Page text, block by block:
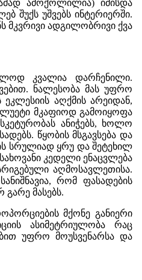
ამოქოლილია) იმისდა
შუქს უშვებს ინტერიერში.
მკვრივი ადგილობრივი ქვა
კვალია დარჩენილი.
ნალესობა მას უფრო
აღქმის არეიდან,
მკაფიოდ გამოიყოფა
ანიჭებს, ხოლო
წყობის მსგავსება და
სრულიად ყრუ და შეტეხილ
კედელი ენაცვლება
აღმოსავლეთისა.
რომ ფასადების
გარე მასებს.
მქონე განიერი
ასიმეტრიულობა რაც
უფრო მოუსვენარსა და